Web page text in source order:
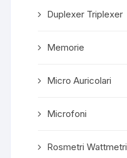
Duplexer Triplexer
Memorie
Micro Auricolari
Microfoni
Rosmetri Wattmetri